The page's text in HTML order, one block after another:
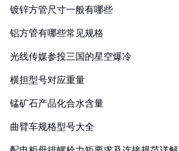
镀锌方管尺寸一般有哪些
铝方管有哪些常见规格
光线传媒参投三国的星空爆冷
横担型号对应重量
锰矿石产品化合水含量
曲臂车规格型号大全